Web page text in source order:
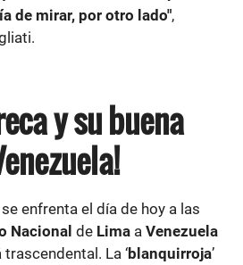
de mirar, por otro lado",
y su buena
se enfrenta el día de hoy a las
Nacional de Lima a Venezuela
La ‘blanquirroja’